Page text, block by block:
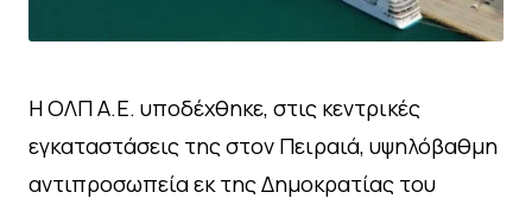
Η ΟΛΠ Α.Ε. υποδέχθηκε, στις κεντρικές
εγκαταστάσεις της στον Πειραιά, υψηλόβαθμη
αντιπροσωπεία εκ της Δημοκρατίας του